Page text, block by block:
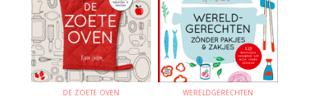
DE ZOETE OVEN WERELDGERECHTEN